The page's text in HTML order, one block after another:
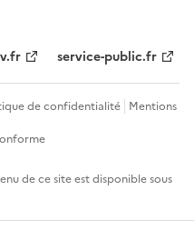
service-public.fr
de confidentialité Mentions
de ce site est disponible sous